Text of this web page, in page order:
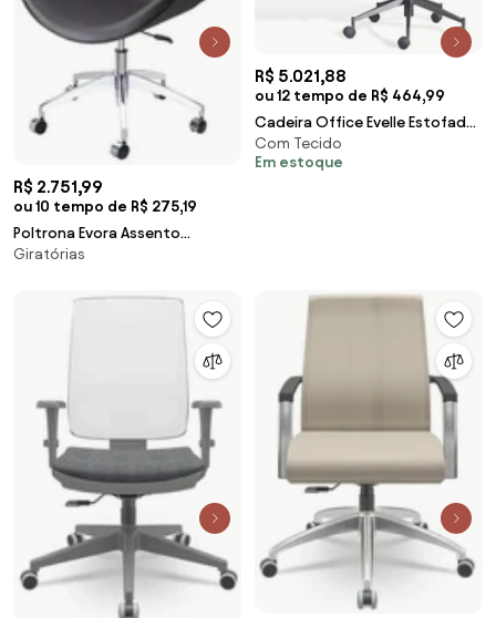
R$ 2.751,99
ou 10 tempo de R$ 275,19
Poltrona Evora Assento
Estofado Dunas Preto com
46911 Sun House
Giratórias
R$ 5.021,88
ou 12 tempo de R$ 464,99
Cadeira Office Evelle Estofada
Regulagem de Altura Sistema
Relax Base Alumínio 5 Hastes
Com Tecido
Em estoque